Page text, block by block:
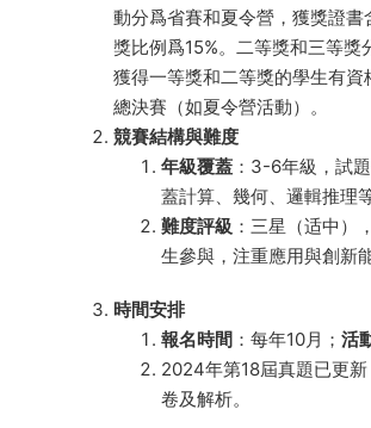
動分爲省賽和夏令營，獲獎證書
獎比例爲15%。二等獎和三等獎
獲得一等獎和二等獎的學生有資
總決賽（如夏令營活動）。
競賽結構與難度
年級覆蓋 ：3-6年級，試
蓋計算、幾何、邏輯推理
難度評級 ：三星（适中）
生參與，注重應用與創新能
時間安排
報名時間 ：每年10月； 活
2024年第18屆真題已更
卷及解析。